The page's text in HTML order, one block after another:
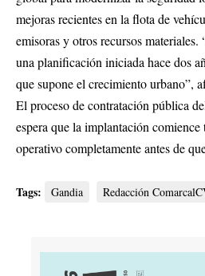
mejoras recientes en la flota de
emisoras y otros recursos materiales.
una planificación iniciada hace dos
que supone el crecimiento urbano”,
El proceso de contratación pública
espera que la implantación comience
operativo completamente antes de
Tags: Gandia Redacción